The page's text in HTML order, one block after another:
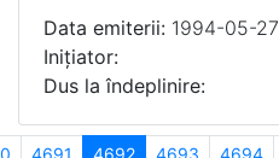
Data emiterii: 1994-05-27
Inițiator:
Dus la îndeplinire:
4691 4692 4693 4694